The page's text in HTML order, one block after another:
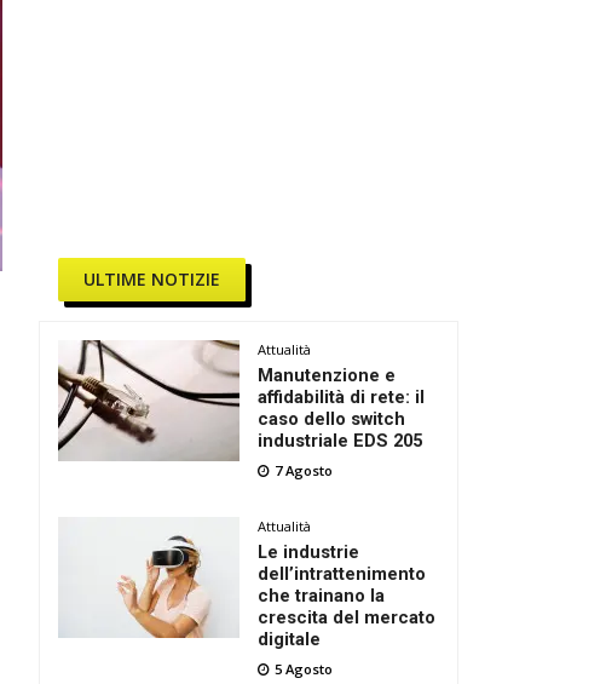
ULTIME NOTIZIE
Attualità
Manutenzione e
affidabilità di rete: il
caso dello switch
industriale EDS 205
7 Agosto
Attualità
Le industrie
dell’intrattenimento
che trainano la
crescita del mercato
digitale
5 Agosto